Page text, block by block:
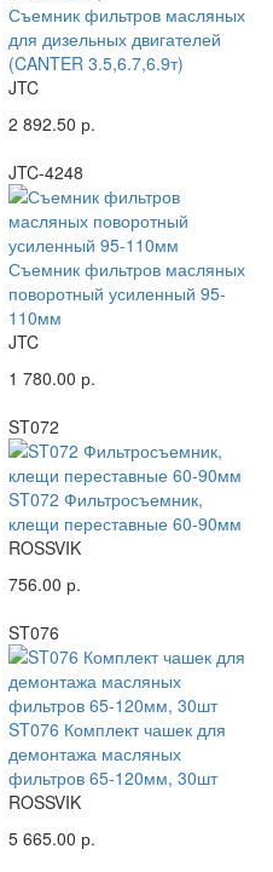
Съемник фильтров масляных
для дизельных двигателей
(CANTER 3.5,6.7,6.9т)
JTC
2 892.50 р.
JTC-4248
Съемник фильтров масляных
поворотный усиленный 95-
110мм
JTC
1 780.00 р.
ST072
ST072 Фильтросъемник,
клещи переставные 60-90мм
ROSSVIK
756.00 р.
ST076
ST076 Комплект чашек для
демонтажа масляных
фильтров 65-120мм, 30шт
ROSSVIK
5 665.00 р.